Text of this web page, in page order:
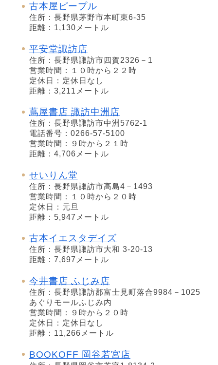
古本屋ピープル
住所：長野県茅野市本町東6-35
距離：1,130メートル
平安堂諏訪店
住所：長野県諏訪市四賀2326－1
営業時間：１０時から２２時
定休日：定休日なし
距離：3,211メートル
蔦屋書店 諏訪中洲店
住所：長野県諏訪市中洲5762-1
電話番号：0266-57-5100
営業時間：９時から２１時
距離：4,706メートル
せいりん堂
住所：長野県諏訪市高島4－1493
営業時間：１０時から２０時
定休日：元旦
距離：5,947メートル
古本イエスタデイズ
住所：長野県諏訪市大和 3-20-13
距離：7,697メートル
今井書店 ふじみ店
住所：長野県諏訪郡富士見町落合9984－1025
あぐりモールふじみ内
営業時間：９時から２０時
定休日：定休日なし
距離：11,266メートル
BOOKOFF 岡谷若宮店